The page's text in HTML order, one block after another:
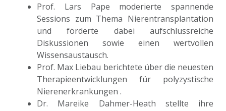
Prof. Lars Pape moderierte spannende
Sessions zum Thema Nierentransplantation
und förderte dabei aufschlussreiche
Diskussionen sowie einen wertvollen
Wissensaustausch.
Prof. Max Liebau berichtete über die neuesten
Therapieentwicklungen für polyzystische
Nierenerkrankungen .
Dr. Mareike Dahmer-Heath stellte ihre